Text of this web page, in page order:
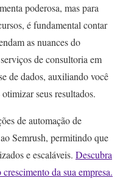
poderosa, mas para
é fundamental contar
as nuances do
de consultoria em
de dados, auxiliando você
seus resultados.
de automação de
Semrush, permitindo que
e escaláveis. Descubra
da sua empresa.